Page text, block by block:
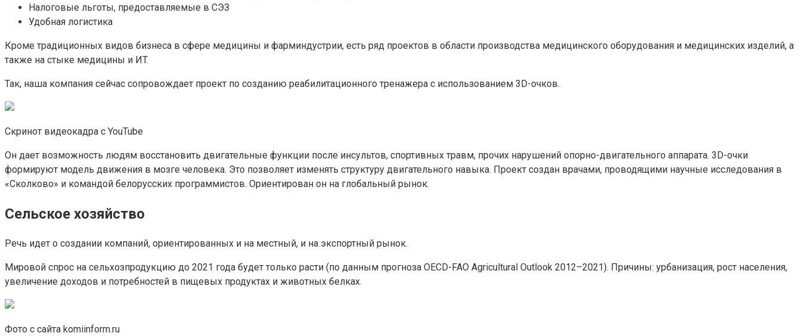
Налоговые льготы, предоставляемые в СЭЗ
Удобная логистика
Кроме традиционных видов бизнеса в сфере медицины и фарминдустрии, есть ряд проектов в области производства медицинского оборудования и медицинских изделий, а
также на стыке медицины и ИT.
Так, наша компания сейчас сопровождает проект по созданию реабилитационного тренажера с использованием 3D-очков.
Скринот видеокадра с YouTube
Он дает возможность людям восстановить двигательные функции после инсультов, спортивных травм, прочих нарушений опорно-двигательного аппарата. 3D-очки
формируют модель движения в мозге человека. Это позволяет изменять структуру двигательного навыка. Проект создан врачами, проводящими научные исследования в
«Сколково» и командой белорусских программистов. Ориентирован он на глобальный рынок.
Сельское хозяйство
Речь идет о создании компаний, ориентированных и на местный, и на экспортный рынок.
Мировой спрос на сельхозпродукцию до 2021 года будет только расти (по данным прогноза OECD-FAO Agricultural Outlook 2012–2021). Причины: урбанизация, рост населения,
увеличение доходов и потребностей в пищевых продуктах и животных белках.
Фото с сайта komiinform.ru